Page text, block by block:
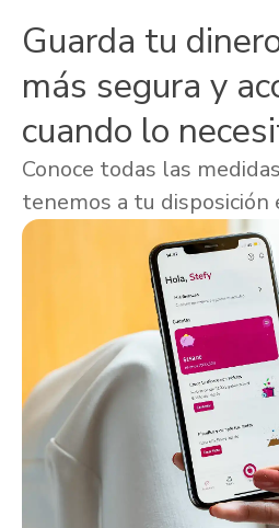
Guarda tu
más segura y
cuando lo
Conoce todas las
tenemos a tu disposición